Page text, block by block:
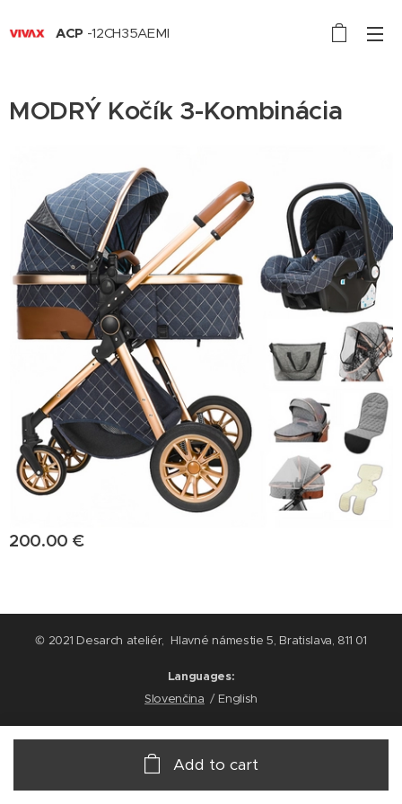
ACP -12CH35AEMI
MODRÝ Kočík 3-Kombinácia
200.00 €
Add to cart
© 2021 Desarch ateliér, Hlavné námestie 5, Bratislava, 811 01
Languages
Slovenčina
English